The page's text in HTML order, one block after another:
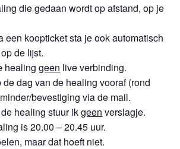
die gedaan wordt op afstand, op je
een koopticket sta je ook automatisch
de lijst.
healinggeen live verbinding.
de dag van de healing vooraf (rond
bevestiging via de mail.
healing stuur ikgeen verslagje.
is 20.00 – 20.45 uur.
maar dat hoeft niet.